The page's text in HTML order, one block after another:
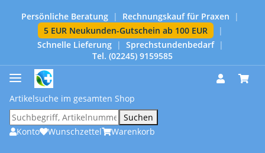
Persönliche Beratung | Rechnungskauf für Praxen
|
5 EUR Neukunden-Gutschein ab 100 EUR
|
Schnelle Lieferung
| Sprechstundenbedarf
|
Tel. (02245) 9159585
Artikelsuche im gesamten Shop
Suchen
Konto
Wunschzettel Warenkorb